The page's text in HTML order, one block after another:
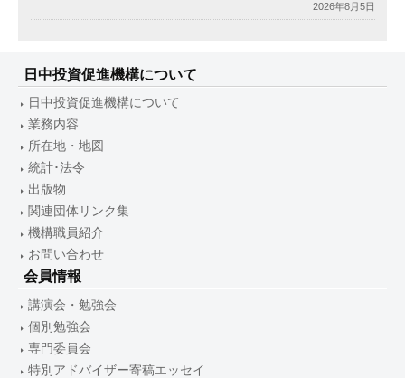
2026年8月5日
日中投資促進機構について
日中投資促進機構について
業務内容
所在地・地図
統計･法令
出版物
関連団体リンク集
機構職員紹介
お問い合わせ
会員情報
講演会・勉強会
個別勉強会
専門委員会
特別アドバイザー寄稿エッセイ